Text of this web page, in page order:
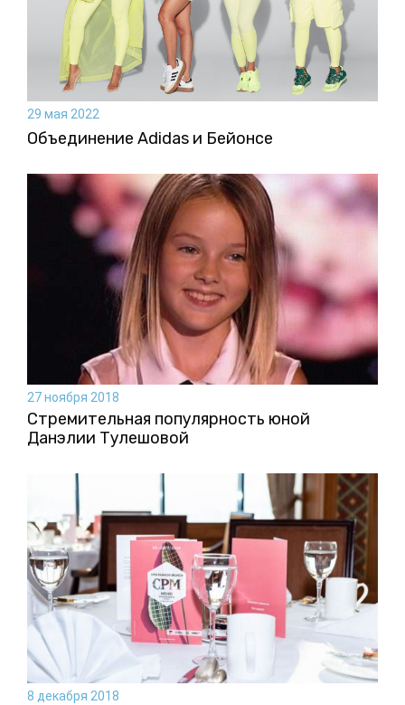
29 мая 2022
Объединение Adidas и Бейонсе
27 ноября 2018
Стремительная популярность юной
Данэлии Тулешовой
8 декабря 2018